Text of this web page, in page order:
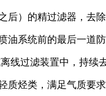
后）的精过滤器，去
油系统前的最后一道
线过滤装置中，持续
质烃类，满足气质要求